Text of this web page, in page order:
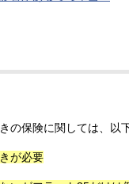
の保険に関しては、以
が必要